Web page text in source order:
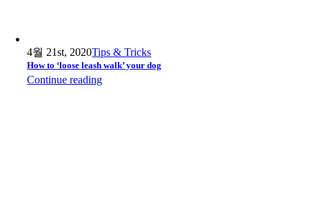
4월 21st, 2020Tips & Tricks
How to ‘loose leash walk’ your dog
Continue reading